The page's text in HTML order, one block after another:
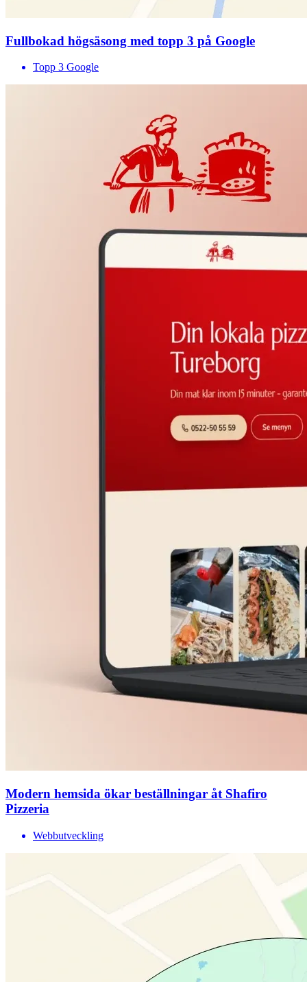
Fullbokad högsäsong med topp 3 på Google
Topp 3 Google
Modern hemsida ökar beställningar åt Shafiro
Pizzeria
Webbutveckling